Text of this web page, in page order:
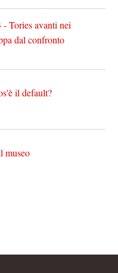
Tories avanti nei
dal confronto
il default?
museo